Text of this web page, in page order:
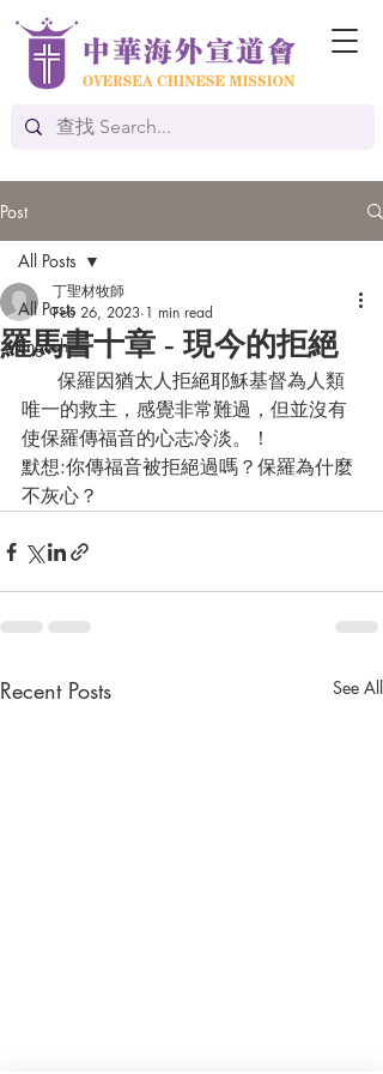
Post
All Posts
English
All Posts
羅馬書十章 - 現今的拒絕
丁聖材牧師
Feb 26, 2023 1 min read
唯一的救主，感覺非常難過，但並沒有
使保羅傳福音的心志冷淡。！
默想:你傳福音被拒絕過嗎？保羅為什麼
不灰心？
Recent Posts See All